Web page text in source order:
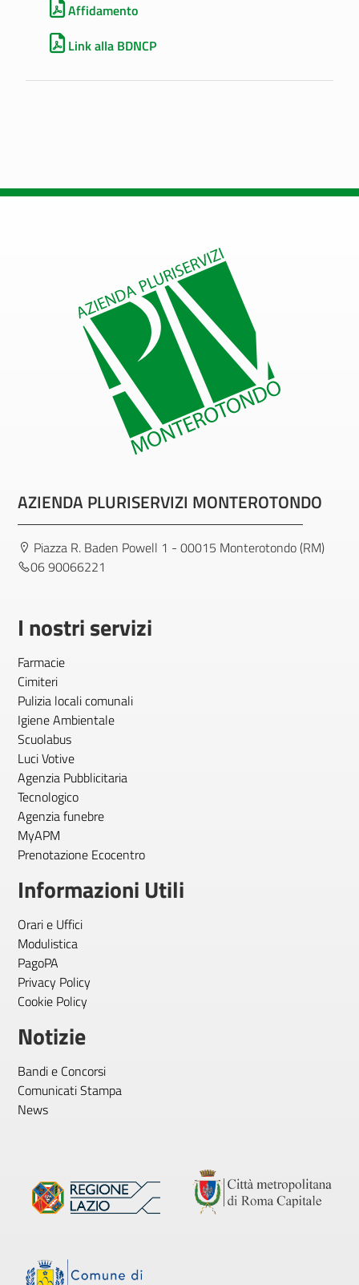
Affidamento
Link alla BDNCP
AZIENDA PLURISERVIZI MONTEROTONDO
Piazza R. Baden Powell 1 - 00015 Monterotondo (RM)
06 90066221
I nostri servizi
Farmacie
Cimiteri
Pulizia locali comunali
Igiene Ambientale
Scuolabus
Luci Votive
Agenzia Pubblicitaria
Tecnologico
Agenzia funebre
MyAPM
Prenotazione Ecocentro
Informazioni Utili
Orari e Uffici
Modulistica
PagoPA
Privacy Policy
Cookie Policy
Notizie
Bandi e Concorsi
Comunicati Stampa
News